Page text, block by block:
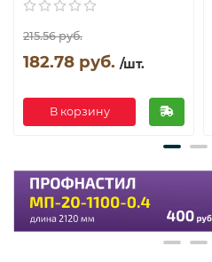
215.56 руб.
182.78 руб. /шт.
В корзину